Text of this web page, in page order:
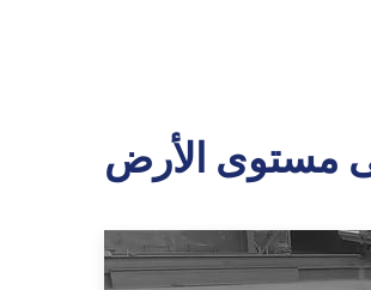
مستوى الأرض